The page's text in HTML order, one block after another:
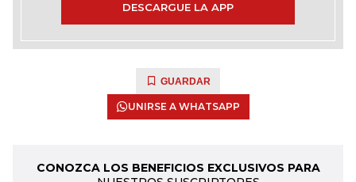
DESCARGUE LA APP
GUARDAR
UNIRSE A WHATSAPP
CONOZCA LOS BENEFICIOS EXCLUSIVOS PARA